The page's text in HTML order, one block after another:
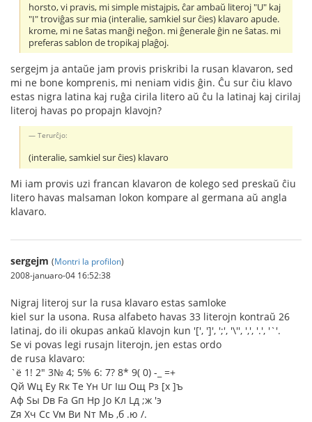
horsto, vi pravis, mi simple mistajpis, ĉar ambaŭ literoj "U" kaj
"I" troviĝas sur mia (interalie, samkiel sur ĉies) klavaro apude.
krome, mi ne ŝatas manĝi neĝon. mi ĝenerale ĝin ne ŝatas. mi
preferas sablon de tropikaj plaĝoj.
sergejm ja antaŭe jam provis priskribi la rusan klavaron, sed
mi ne bone komprenis, mi neniam vidis ĝin. Ĉu sur ĉiu klavo
estas nigra latina kaj ruĝa cirila litero aŭ ĉu la latinaj kaj cirilaj
literoj havas po propajn klavojn?
Terurĉjo:
(interalie, samkiel sur ĉies) klavaro
Mi iam provis uzi francan klavaron de kolego sed preskaŭ ĉiu
litero havas malsaman lokon kompare al germana aŭ angla
klavaro.
sergejm (Montri la profilon)
2008-januaro-04 16:52:38
Nigraj literoj sur la rusa klavaro estas samloke
kiel sur la usona. Rusa alfabeto havas 33 literojn kontraŭ 26
latinaj, do ili okupas ankaŭ klavojn kun '[', ']', ';', '\'', ',', '.', '`'.
Se vi povas legi rusajn literojn, jen estas ordo
de rusa klavaro:
`ё 1! 2" 3№ 4; 5% 6: 7? 8* 9( 0) -_ =+
Qй Wц Eу Rк Tе Yн Uг Iш Oщ Pз [х ]ъ
Aф Sы Dв Fа Gп Hр Jо Kл Lд ;ж 'э
Zя Xч Cс Vм Bи Nт Mь ,б .ю /.